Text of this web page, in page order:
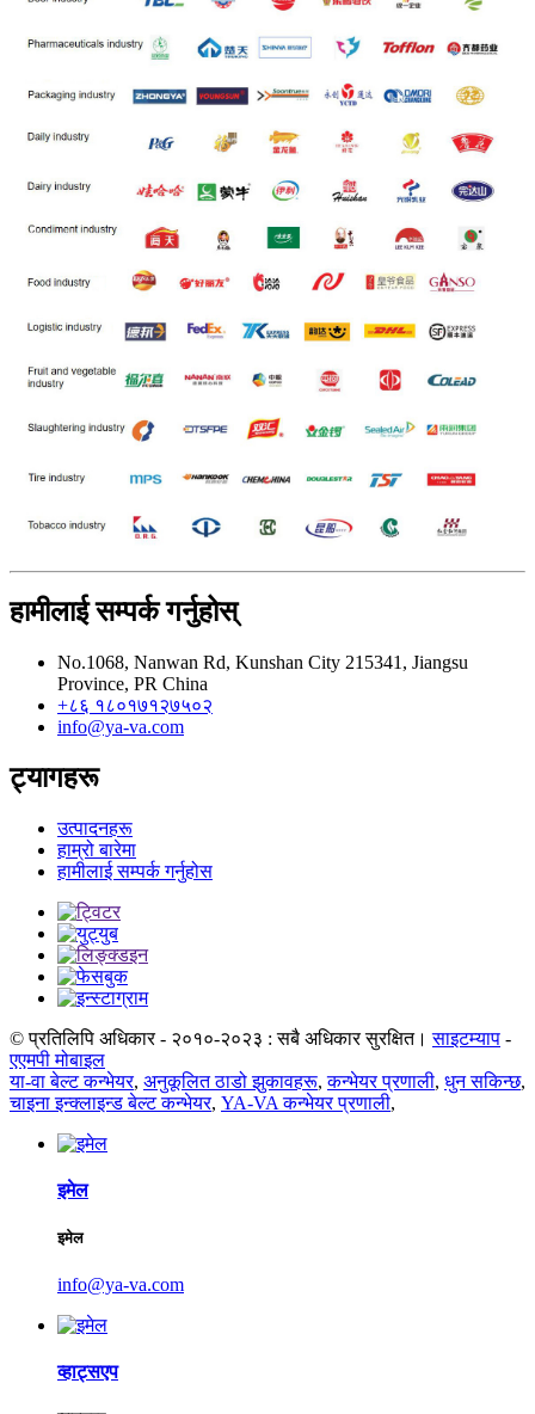
हामीलाई सम्पर्क गर्नुहोस्
No.1068, Nanwan Rd, Kunshan City 215341, Jiangsu
Province, PR China
+८६ १८०१७१२७५०२
info@ya-va.com
ट्यागहरू
उत्पादनहरू
हाम्रो बारेमा
हामीलाई सम्पर्क गर्नुहोस
© प्रतिलिपि अधिकार - २०१०-२०२३ : सबै अधिकार सुरक्षित। साइटम्याप -
एएमपी मोबाइल
या-वा बेल्ट कन्भेयर, अनुकूलित ठाडो झुकावहरू,कन्भेयर प्रणाली, धुन सकिन्छ,
चाइना इन्क्लाइन्ड बेल्ट कन्भेयर, YA-VA कन्भेयर प्रणाली,
इमेल
इमेल
info@ya-va.com
व्हाट्सएप